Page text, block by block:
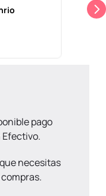
pago
Efectivo.
necesitas